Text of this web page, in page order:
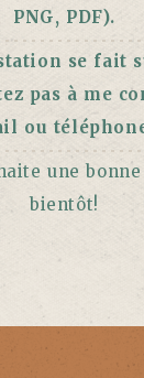
PNG, PDF).
se fait
pas à me
ou
une
bientôt!